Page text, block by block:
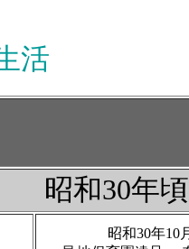
昭和30年
昭和30年10
活